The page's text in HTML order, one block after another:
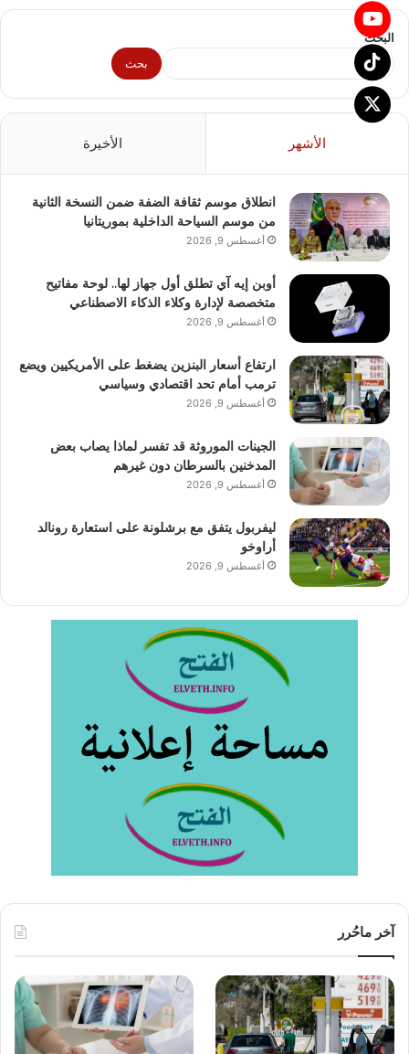
البحث
بحث
الأشهر الأخيرة
انطلاق موسم ثقافة الضفة ضمن النسخة الثانية
من موسم السياحة الداخلية بموريتانيا
أغسطس 9, 2026
أوبن إيه آي تطلق أول جهاز لها.. لوحة مفاتيح
متخصصة لإدارة وكلاء الذكاء الاصطناعي
أغسطس 9, 2026
ارتفاع أسعار البنزين يضغط على الأمريكيين ويضع
ترمب أمام تحد اقتصادي وسياسي
أغسطس 9, 2026
الجينات الموروثة قد تفسر لماذا يصاب بعض
المدخنين بالسرطان دون غيرهم
أغسطس 9, 2026
ليفربول يتفق مع برشلونة على استعارة رونالد
أراوخو
أغسطس 9, 2026
آخر ماحُرر